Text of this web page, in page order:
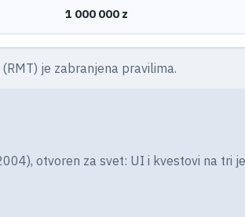
1 000 000 z
je zabranjena pravilima.
otvoren za svet: UI i kvestovi na tri